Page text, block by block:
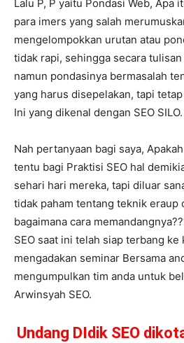
Lalu P, P yaitu Pondasi Web, Apa
para imers yang salah
mengelompokkan urutan atau
tidak rapi, sehingga secara
namun pondasinya bermasalah
yang harus disepelakan, tapi
Ini yang dikenal dengan SEO SILO.
Nah pertanyaan bagi saya,
tentu bagi Praktisi SEO hal
sehari hari mereka, tapi diluar
tidak paham tentang teknik eraup
bagaimana cara
SEO saat ini telah siap terbang ke
mengadakan seminar Bersama
mengumpulkan tim anda untuk
Arwinsyah SEO.
Undang DIdik SEO